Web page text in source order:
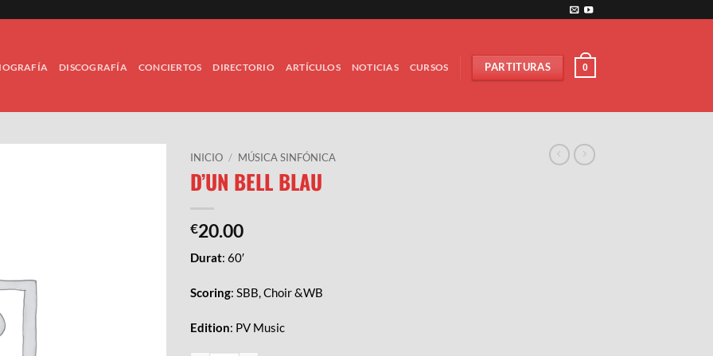
DISCOGRAFÍA CONCIERTOS DIRECTORIO ARTÍCULOS NOTICIAS CURSOS PARTITURAS 0
INICIO / MÚSICA SINFÓNICA
D’UN BELL BLAU
€20.00
Durat: 60′
Scoring: SBB, Choir &WB
Edition: PV Music